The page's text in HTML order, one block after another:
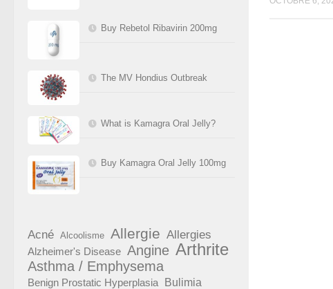
Buy Rebetol Ribavirin 200mg
The MV Hondius Outbreak
What is Kamagra Oral Jelly?
Buy Kamagra Oral Jelly 100mg
Acné Alcoolisme Allergie Allergies
Alzheimer's Disease Angine Arthrite
Asthma / Emphysema
Benign Prostatic Hyperplasia Bulimia